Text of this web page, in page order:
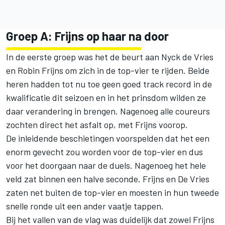
Groep A: Frijns op haar na door
In de eerste groep was het de beurt aan Nyck de Vries
en Robin Frijns om zich in de top-vier te rijden. Beide
heren hadden tot nu toe geen goed track record in de
kwalificatie dit seizoen en in het prinsdom wilden ze
daar verandering in brengen. Nagenoeg alle coureurs
zochten direct het asfalt op, met Frijns voorop.
De inleidende beschietingen voorspelden dat het een
enorm gevecht zou worden voor de top-vier en dus
voor het doorgaan naar de duels. Nagenoeg het hele
veld zat binnen een halve seconde. Frijns en De Vries
zaten net buiten de top-vier en moesten in hun tweede
snelle ronde uit een ander vaatje tappen.
Bij het vallen van de vlag was duidelijk dat zowel Frijns